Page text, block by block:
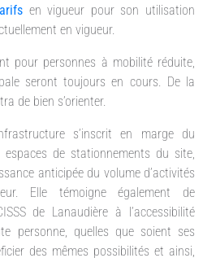
en vigueur pour son utilisation
en vigueur.
pour personnes à mobilité réduite,
seront toujours en cours. De la
de bien s’orienter.
s’inscrit en marge du
espaces de stationnements du site,
anticipée du volume d’activités
Elle témoigne également de
de Lanaudière à l’accessibilité
personne, quelles que soient ses
des mêmes possibilités et ainsi,